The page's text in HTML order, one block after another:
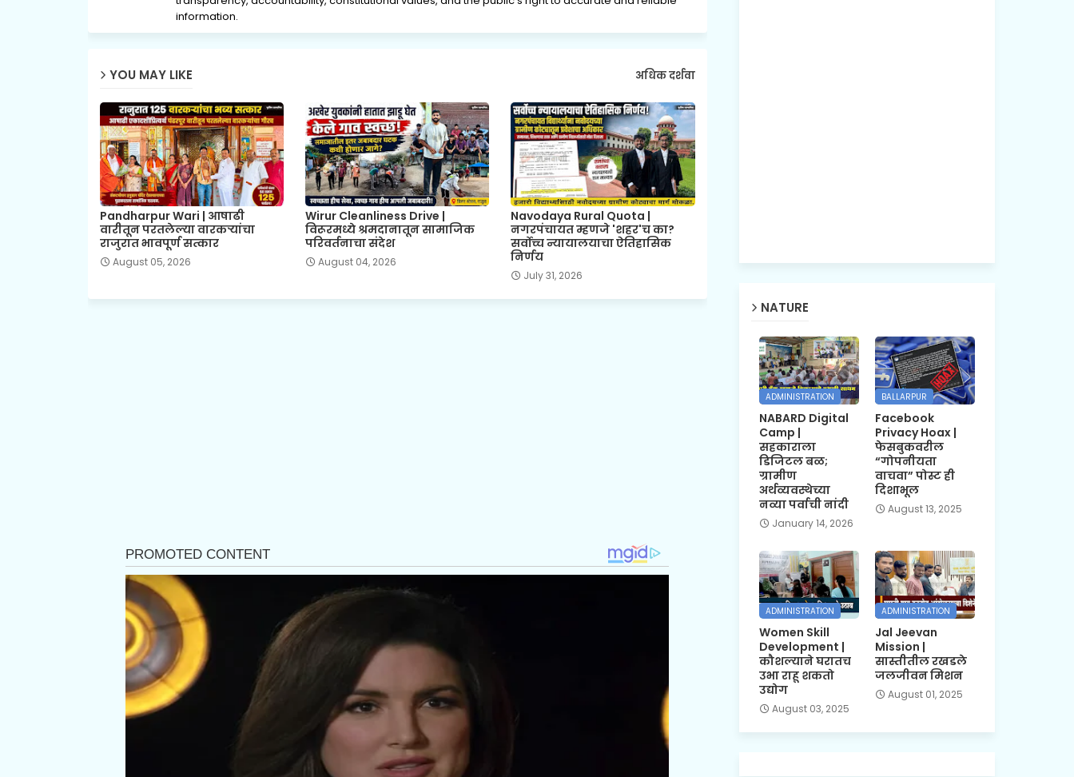
information.
YOU MAY LIKE अधिक दर्शवा
Pandharpur Wari | आषाढी
वारीतून परतलेल्या वारकऱ्यांचा
राजुरात भावपूर्ण सत्कार
August 05, 2026
Wirur Cleanliness Drive |
विरूरमध्ये श्रमदानातून सामाजिक
परिवर्तनाचा संदेश
August 04, 2026
Navodaya Rural Quota |
नगरपंचायत म्हणजे 'शहर'च का?
सर्वोच्च न्यायालयाचा ऐतिहासिक
निर्णय
July 31, 2026
NATURE
ADMINISTRATION
NABARD Digital
Camp |
सहकाराला
डिजिटल बळ;
ग्रामीण
अर्थव्यवस्थेच्या
नव्या पर्वाची नांदी
January 14, 2026
BALLARPUR
Facebook
Privacy Hoax |
फेसबुकवरील
“गोपनीयता
वाचवा” पोस्ट ही
दिशाभूल
August 13, 2025
ADMINISTRATION
Women Skill
Development |
कौशल्याने घरातच
उभा राहू शकतो
उद्योग
August 03, 2025
ADMINISTRATION
Jal Jeevan
Mission |
सास्तीतील रखडले
जलजीवन मिशन
August 01, 2025